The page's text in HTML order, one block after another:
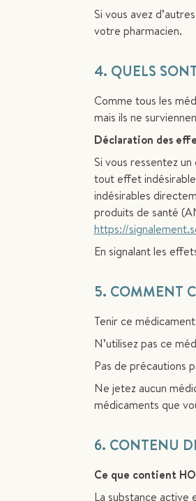
Si vous avez
votre pharmacien.
4. QUELS
Comme tous les
mais ils ne
Déclaration des
Si vous ressentez
tout effet
indésirables
produits de santé
https://
En signalant les
5. COMMENT
Tenir ce
N’utilisez pas ce
Pas de précautions
Ne jetez aucun
médicaments que
6. CONTENU
Ce que contient
La substance active